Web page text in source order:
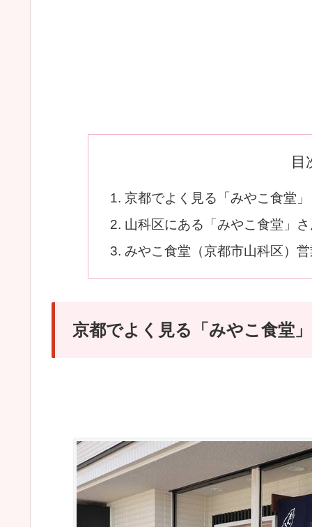
目
京都でよく見る「みやこ食堂
山科区にある「みやこ食堂」
みやこ食堂（京都市山科区）
京都でよく見る「みやこ食堂